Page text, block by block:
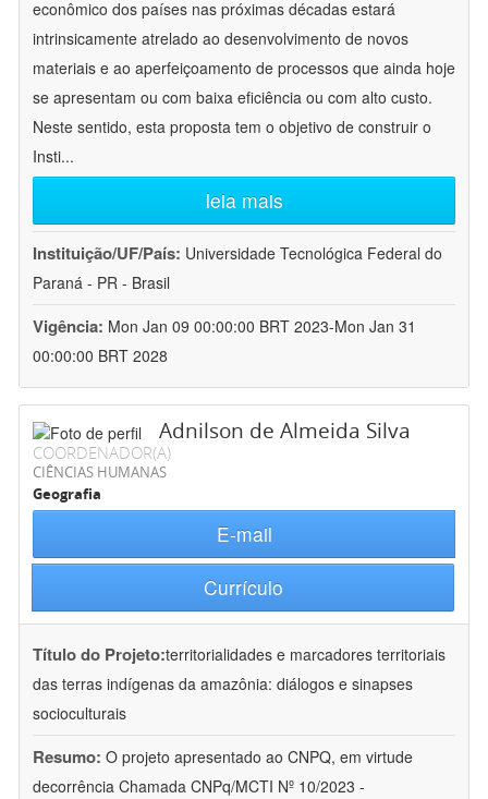
econômico dos países nas próximas décadas estará
intrinsicamente atrelado ao desenvolvimento de novos
materiais e ao aperfeiçoamento de processos que ainda hoje
se apresentam ou com baixa eficiência ou com alto custo.
Neste sentido, esta proposta tem o objetivo de construir o
Insti...
leia mais
Instituição/UF/País: Universidade Tecnológica Federal do
Paraná - PR - Brasil
Vigência: Mon Jan 09 00:00:00 BRT 2023-Mon Jan 31
00:00:00 BRT 2028
Adnilson de Almeida Silva
COORDENADOR(A)
CIÊNCIAS HUMANAS
Geografia
E-mail
Currículo
Título do Projeto:territorialidades e marcadores territoriais
das terras indígenas da amazônia: diálogos e sinapses
socioculturais
Resumo: O projeto apresentado ao CNPQ, em virtude
decorrência Chamada CNPq/MCTI Nº 10/2023 -